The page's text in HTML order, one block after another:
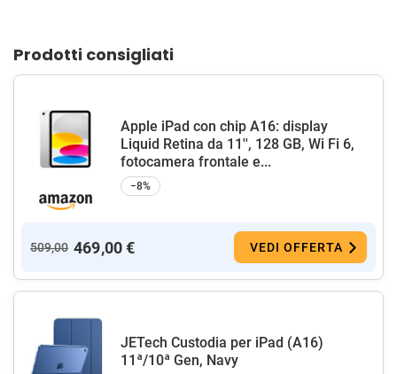
Prodotti consigliati
Apple iPad con chip A16: display
Liquid Retina da 11'', 128 GB, Wi Fi 6,
fotocamera frontale e...
−8%
509,00 469,00 € VEDI OFFERTA
JETech Custodia per iPad (A16)
11ª/10ª Gen, Navy